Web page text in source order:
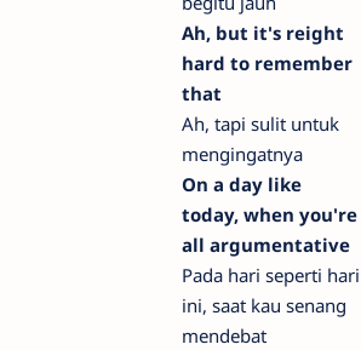
Ah, but it's reight
hard to remember
that
Ah, tapi sulit untuk
mengingatnya
On a day like
today, when you're
all argumentative
Pada hari seperti hari
ini, saat kau senang
mendebat